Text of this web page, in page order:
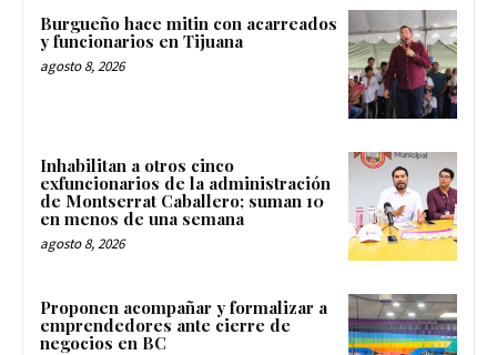
Burgueño hace mitin con acarreados
y funcionarios en Tijuana
agosto 8, 2026
Inhabilitan a otros cinco
exfuncionarios de la administración
de Montserrat Caballero; suman 10
en menos de una semana
agosto 8, 2026
Proponen acompañar y formalizar a
emprendedores ante cierre de
negocios en BC